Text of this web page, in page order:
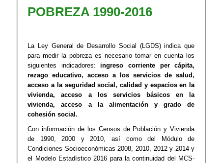
POBREZA 1990-2016
La Ley General de Desarrollo Social (LGDS) indica que
para medir la pobreza es necesario tomar en cuenta los
siguientes indicadores:ingreso corriente per cápita,
rezago educativo, acceso a los servicios de salud,
acceso a la seguridad social, calidad y espacios en la
vivienda, acceso a los servicios básicos en la
vivienda, acceso a la alimentación y grado de
cohesión social.
Con información de los Censos de Población y Vivienda
de 1990, 2000 y 2010, así como del Módulo de
Condiciones Socioeconómicas 2008, 2010, 2012 y 2014 y
el Modelo Estadístico 2016 para la continuidad del MCS-